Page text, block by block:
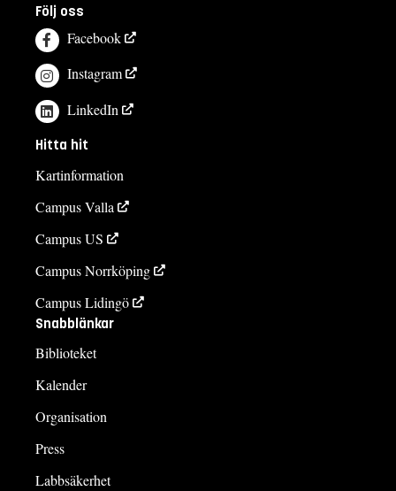
Följ oss
Facebook
Instagram
LinkedIn
Hitta hit
Kartinformation
Campus Valla
Campus US
Campus Norrköping
Campus Lidingö
Snabblänkar
Biblioteket
Kalender
Organisation
Press
Labbsäkerhet